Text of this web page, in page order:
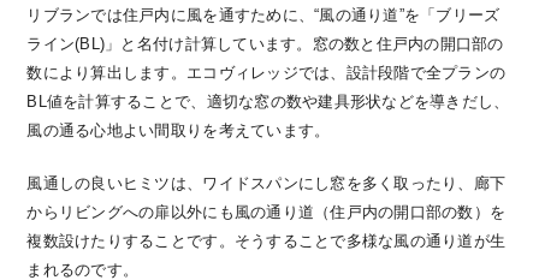
リブランでは住戸内に風を通すために、“風の通り道”を「ブリーズ
ライン(BL)」と名付け計算しています。窓の数と住戸内の開口部の
数により算出します。エコヴィレッジでは、設計段階で全プランの
BL値を計算することで、適切な窓の数や建具形状などを導きだし、
風の通る心地よい間取りを考えています。
風通しの良いヒミツは、ワイドスパンにし窓を多く取ったり、廊下
からリビングへの扉以外にも風の通り道（住戸内の開口部の数）を
複数設けたりすることです。そうすることで多様な風の通り道が生
まれるのです。